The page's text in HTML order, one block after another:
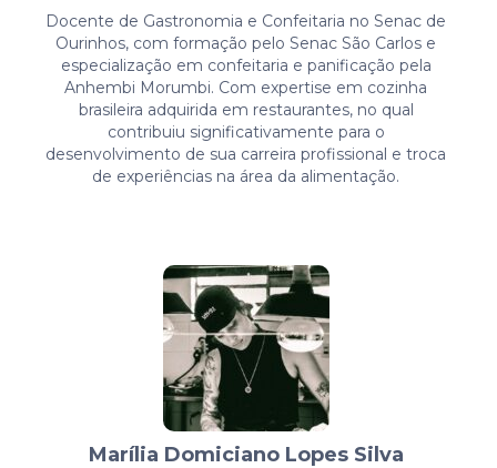
Docente de Gastronomia e Confeitaria no Senac de
Ourinhos, com formação pelo Senac São Carlos e
especialização em confeitaria e panificação pela
Anhembi Morumbi. Com expertise em cozinha
brasileira adquirida em restaurantes, no qual
contribuiu significativamente para o
desenvolvimento de sua carreira profissional e troca
de experiências na área da alimentação.
Marília Domiciano Lopes Silva